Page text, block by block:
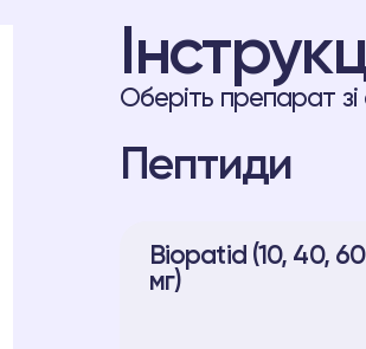
Оберіть препарат
Пептиди
Biopatid (10, 40, 60
мг)